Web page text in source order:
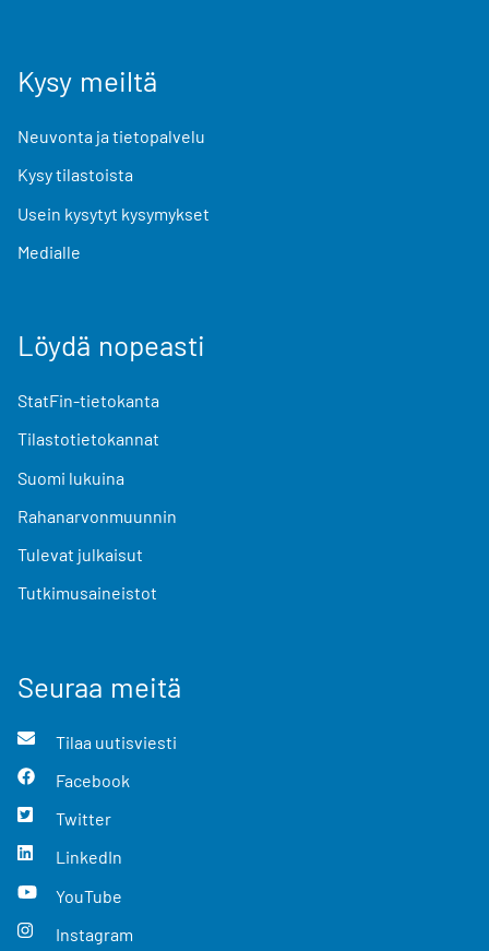
Kysy meiltä
Neuvonta ja tietopalvelu
Kysy tilastoista
Usein kysytyt kysymykset
Medialle
Löydä nopeasti
StatFin-tietokanta
Tilastotietokannat
Suomi lukuina
Rahanarvonmuunnin
Tulevat julkaisut
Tutkimusaineistot
Seuraa meitä
Tilaa uutisviesti
Facebook
Twitter
LinkedIn
YouTube
Instagram